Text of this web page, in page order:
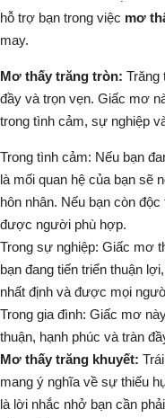
hỗ trợ bạn trong việc mơ
may.
Mơ thấy trăng tròn: Trăng
đầy và trọn vẹn. Giấc mơ
trong tình cảm, sự nghiệp
Trong tình cảm: Nếu bạn
là mối quan hệ của bạn sẽ
hôn nhân. Nếu bạn còn
được người phù hợp.
Trong sự nghiệp: Giấc mơ
bạn đang tiến triển thuận
nhất định và được mọi
Trong gia đình: Giấc mơ
thuận, hạnh phúc và tràn
Mơ thấy trăng khuyết:
mang ý nghĩa về sự thiếu
là lời nhắc nhở bạn cần